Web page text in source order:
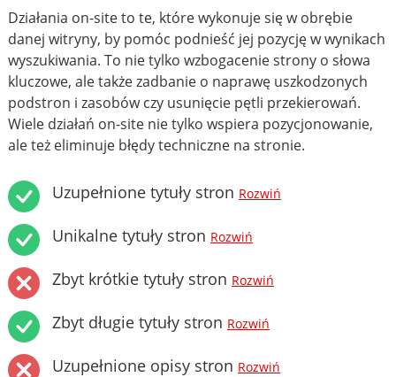
Działania on-site to te, które wykonuje się w obrębie
danej witryny, by pomóc podnieść jej pozycję w wynikach
wyszukiwania. To nie tylko wzbogacenie strony o słowa
kluczowe, ale także zadbanie o naprawę uszkodzonych
podstron i zasobów czy usunięcie pętli przekierowań.
Wiele działań on-site nie tylko wspiera pozycjonowanie,
ale też eliminuje błędy techniczne na stronie.
Uzupełnione tytuły stron Rozwiń
Unikalne tytuły stron Rozwiń
Zbyt krótkie tytuły stron Rozwiń
Zbyt długie tytuły stron Rozwiń
Uzupełnione opisy stron Rozwiń